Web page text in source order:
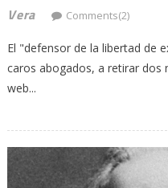
Vera
Comments(2)
El "defensor de la libertad de
caros abogados, a retirar dos
web...